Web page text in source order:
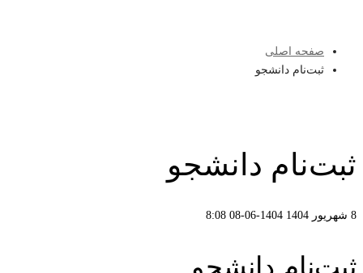
صفحه اصلی
ثبت‌نام دانشجو
ثبت‌نام دانشجو
8 شهریور 1404 1404-06-08 8:08
ثبت‌نام دانشجو